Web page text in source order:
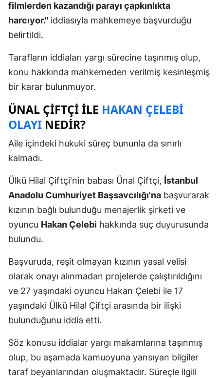
filmlerden kazandığı parayı çapkınlıkta
harcıyor." iddiasıyla mahkemeye başvurduğu
belirtildi.
Tarafların iddiaları yargı sürecine taşınmış olup,
konu hakkında mahkemeden verilmiş kesinleşmiş
bir karar bulunmuyor.
ÜNAL ÇIFTÇI ILE HAKAN ÇELEBI
OLAYI NEDIR?
Aile içindeki hukuki süreç bununla da sınırlı
kalmadı.
Ülkü Hilal Çiftçi'nin babası Ünal Çiftçi, İstanbul
Anadolu Cumhuriyet Başsavcılığı'na başvurarak
kızının bağlı bulunduğu menajerlik şirketi ve
oyuncu Hakan Çelebi hakkında suç duyurusunda
bulundu.
Başvuruda, reşit olmayan kızının yasal velisi
olarak onayı alınmadan projelerde çalıştırıldığını
ve 27 yaşındaki oyuncu Hakan Çelebi ile 17
yaşındaki Ülkü Hilal Çiftçi arasında bir ilişki
bulunduğunu iddia etti.
Söz konusu iddialar yargı makamlarına taşınmış
olup, bu aşamada kamuoyuna yansıyan bilgiler
taraf beyanlarından oluşmaktadır. Süreçle ilgili